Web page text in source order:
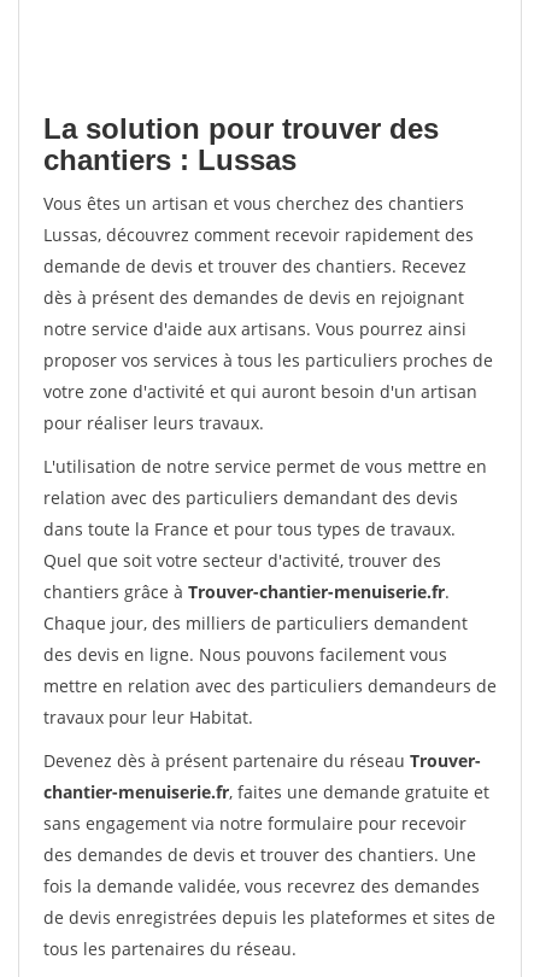
La solution pour trouver des
chantiers : Lussas
Vous êtes un artisan et vous cherchez des chantiers
Lussas, découvrez comment recevoir rapidement des
demande de devis et trouver des chantiers. Recevez
dès à présent des demandes de devis en rejoignant
notre service d'aide aux artisans. Vous pourrez ainsi
proposer vos services à tous les particuliers proches de
votre zone d'activité et qui auront besoin d'un artisan
pour réaliser leurs travaux.
L'utilisation de notre service permet de vous mettre en
relation avec des particuliers demandant des devis
dans toute la France et pour tous types de travaux.
Quel que soit votre secteur d'activité, trouver des
chantiers grâce à Trouver-chantier-menuiserie.fr.
Chaque jour, des milliers de particuliers demandent
des devis en ligne. Nous pouvons facilement vous
mettre en relation avec des particuliers demandeurs de
travaux pour leur Habitat.
Devenez dès à présent partenaire du réseau Trouver-
chantier-menuiserie.fr, faites une demande gratuite et
sans engagement via notre formulaire pour recevoir
des demandes de devis et trouver des chantiers. Une
fois la demande validée, vous recevrez des demandes
de devis enregistrées depuis les plateformes et sites de
tous les partenaires du réseau.